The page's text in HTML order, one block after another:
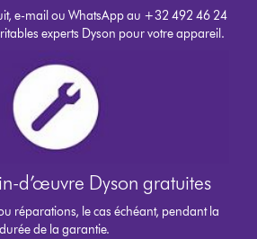
e-mail ou WhatsApp au +32 492 46 24
experts Dyson pour votre appareil.
d’œuvre Dyson gratuites
réparations, le cas échéant, pendant la
durée de la garantie.